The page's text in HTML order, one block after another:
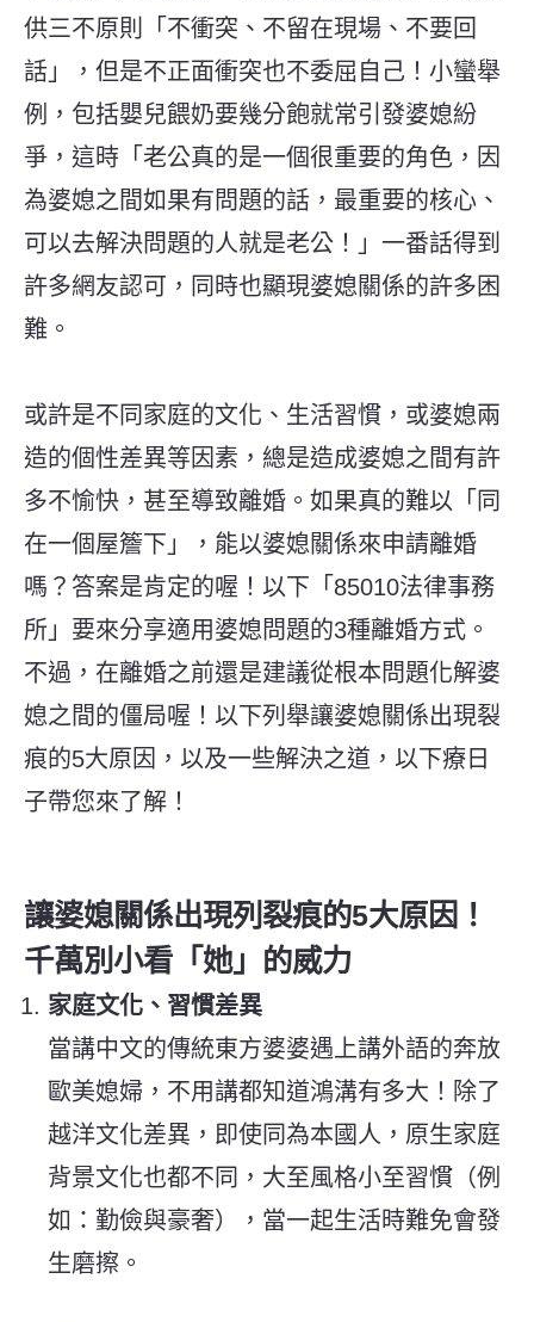
供三不原則「不衝突、不留在現場、不要回
話」，但是不正面衝突也不委屈自己！小蠻舉
例，包括嬰兒餵奶要幾分飽就常引發婆媳紛
爭，這時「老公真的是一個很重要的角色，因
為婆媳之間如果有問題的話，最重要的核心、
可以去解決問題的人就是老公！」一番話得到
許多網友認可，同時也顯現婆媳關係的許多困
難。
或許是不同家庭的文化、生活習慣，或婆媳兩
造的個性差異等因素，總是造成婆媳之間有許
多不愉快，甚至導致離婚。如果真的難以「同
在一個屋簷下」，能以婆媳關係來申請離婚
嗎？答案是肯定的喔！以下「85010法律事務
所」要來分享適用婆媳問題的3種離婚方式。
不過，在離婚之前還是建議從根本問題化解婆
媳之間的僵局喔！以下列舉讓婆媳關係出現裂
痕的5大原因，以及一些解決之道，以下療日
子帶您來了解！
讓婆媳關係出現列裂痕的5大原因！
千萬別小看「她」的威力
家庭文化、習慣差異
當講中文的傳統東方婆婆遇上講外語的奔放
歐美媳婦，不用講都知道鴻溝有多大！除了
越洋文化差異，即使同為本國人，原生家庭
背景文化也都不同，大至風格小至習慣（例
如：勤儉與豪奢），當一起生活時難免會發
生磨擦。